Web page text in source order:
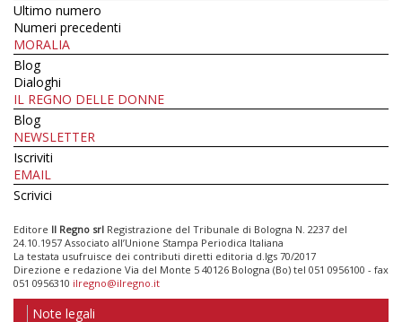
Ultimo numero
Numeri precedenti
MORALIA
Blog
Dialoghi
IL REGNO DELLE DONNE
Blog
NEWSLETTER
Iscriviti
EMAIL
Scrivici
Editore Il Regno srl Registrazione del Tribunale di Bologna N. 2237 del
24.10.1957 Associato all’Unione Stampa Periodica Italiana
La testata usufruisce dei contributi diretti editoria d.lgs 70/2017
Direzione e redazione Via del Monte 5 40126 Bologna (Bo) tel 051 0956100 - fax
051 0956310 ilregno@ilregno.it
Note legali